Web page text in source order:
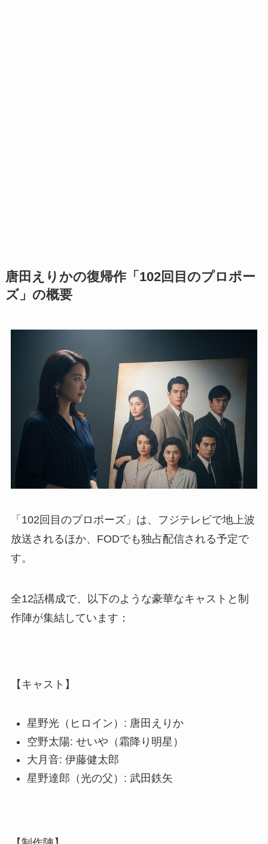
唐田えりかの復帰作「102回目のプロポー
ズ」の概要
「102回目のプロポーズ」は、フジテレビで地上波
放送されるほか、FODでも独占配信される予定で
す。
全12話構成で、以下のような豪華なキャストと制
作陣が集結しています：
【キャスト】
星野光（ヒロイン）: 唐田えりか
空野太陽: せいや（霜降り明星）
大月音: 伊藤健太郎
星野達郎（光の父）: 武田鉄矢